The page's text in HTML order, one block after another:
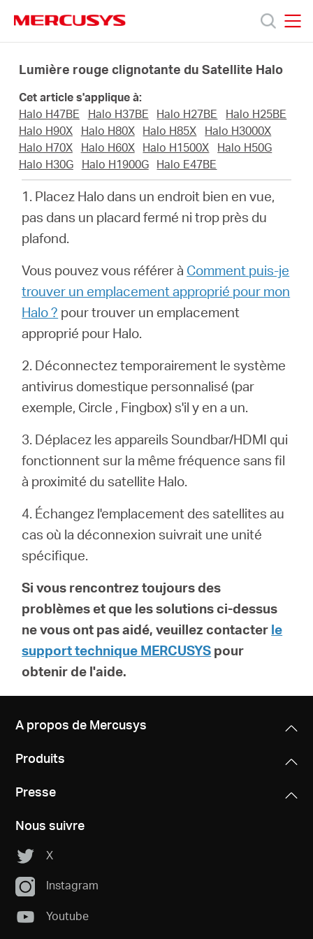
navigation
Produits
Support
propos
Mercusys
acheter
France
Lumière rouge clignotante du Satellite Halo
Cet article s'applique à:
Halo H47BE
Halo H37BE Halo H27BE
Halo H25BE
Halo H90X
Halo H80X Halo H85X
Halo H3000X
Halo H70X
Halo H60X Halo H1500X
Halo H50G
Halo H30G
Halo H1900G Halo E47BE
1. Placez Halo dans un endroit bien en vue,
pas dans un placard fermé ni trop près du
plafond.
Vous pouvez vous référer à Comment puis-je
trouver un emplacement approprié pour mon
Halo ? pour trouver un emplacement
approprié pour Halo.
2. Déconnectez temporairement le système
antivirus domestique personnalisé (par
exemple, Circle , Fingbox) s'il y en a un.
3. Déplacez les appareils Soundbar/HDMI qui
fonctionnent sur la même fréquence sans fil
à proximité du satellite Halo.
4. Échangez l'emplacement des satellites au
cas où la déconnexion suivrait une unité
spécifique.
Si vous rencontrez toujours des
problèmes et que les solutions ci-dessus
ne vous ont pas aidé, veuillez contacter le
support technique MERCUSYS pour
obtenir de l'aide.
A propos de Mercusys
Produits
Presse
Nous suivre
X
Instagram
Youtube